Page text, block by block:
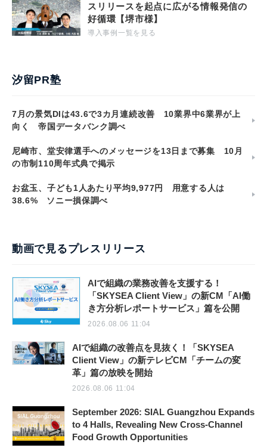
スリリースを起点に広がる情報発信の
好循環【堺市様】
導入事例一覧を見る
汐留PR塾
7月の景気DIは43.6で3カ月連続改善 10業界中6業界が上
向く 帝国データバンク調べ
尼崎市、堂安律選手へのメッセージを13日まで募集 10月
の市制110周年式典で掲示
お盆玉、子ども1人あたり平均9,977円 用意する人は
38.6% ソニー損保調べ
動画で見るプレスリリース
AIで組織の業務改善を支援する！
「SKYSEA Client View」の新CM「AI働
き方分析レポートサービス」篇を公開
2026.08.06 11:04
AIで組織の改善点を見抜く！「SKYSEA
Client View」の新テレビCM「チームの変
革」篇の放映を開始
2026.08.06 11:04
September 2026: SIAL Guangzhou Expands
to 4 Halls, Revealing New Cross-Channel
Food Growth Opportunities